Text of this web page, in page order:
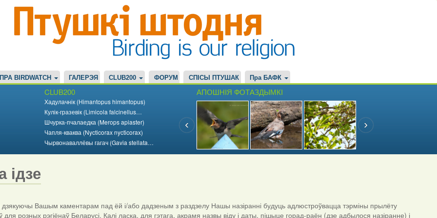
ПРА BIRDWATCH ГАЛЕРЭЯ CLUB200 ФОРУМ СПІСЫ ПТУШАК Пра БАФК
CLUB200
Хадулачнік (Himantopus himantopus)
Кулік-гразевік (Limicola falcinellus…
Шчурка-пчалаедка (Merops apiaster)
Чапля-кваква (Nycticorax nycticorax)
Чырвонаваллёвы гагач (Gavia stellata…
АПОШНІЯ ФОТАЗДЫМКІ
ідзе
Вашым каментарам пад ёй і/або дадзеным з раздзелу Нашы назіранні будуць адлюстроўвацца тэрміны прылёту
для розных рэгіёнаў Беларусі. Калі ласка, для гэтага, акрамя назвы віду і даты, пішыце горад-раён (дзе адбылося назіранне) і